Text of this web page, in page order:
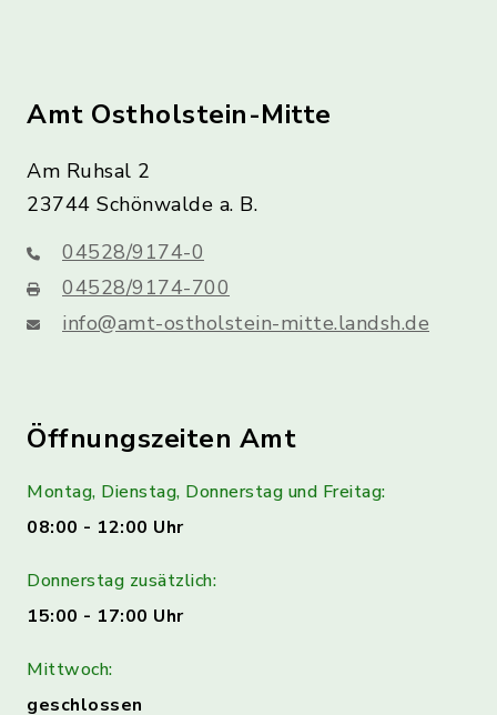
Amt Ostholstein-Mitte
Am Ruhsal 2
23744 Schönwalde a. B.
04528/9174-0
04528/9174-700
info@amt-ostholstein-mitte.landsh.de
Öffnungszeiten Amt
Montag, Dienstag, Donnerstag und Freitag:
08:00 - 12:00 Uhr
Donnerstag zusätzlich:
15:00 - 17:00 Uhr
Mittwoch:
geschlossen